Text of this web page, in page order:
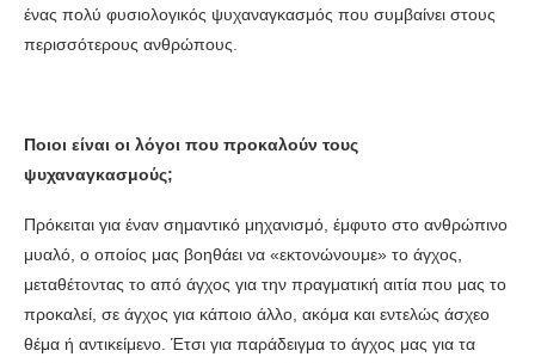
ένας πολύ φυσιολογικός ψυχαναγκασμός που συμβαίνει στους
περισσότερους ανθρώπους.
Ποιοι είναι οι λόγοι που προκαλούν τους
ψυχαναγκασμούς;
Πρόκειται για έναν σημαντικό μηχανισμό, έμφυτο στο ανθρώπινο
μυαλό, ο οποίος μας βοηθάει να «εκτονώνουμε» το άγχος,
μεταθέτοντας το από άγχος για την πραγματική αιτία που μας το
προκαλεί, σε άγχος για κάποιο άλλο, ακόμα και εντελώς άσχεο
θέμα ή αντικείμενο. Έτσι για παράδειγμα το άγχος μας για τα